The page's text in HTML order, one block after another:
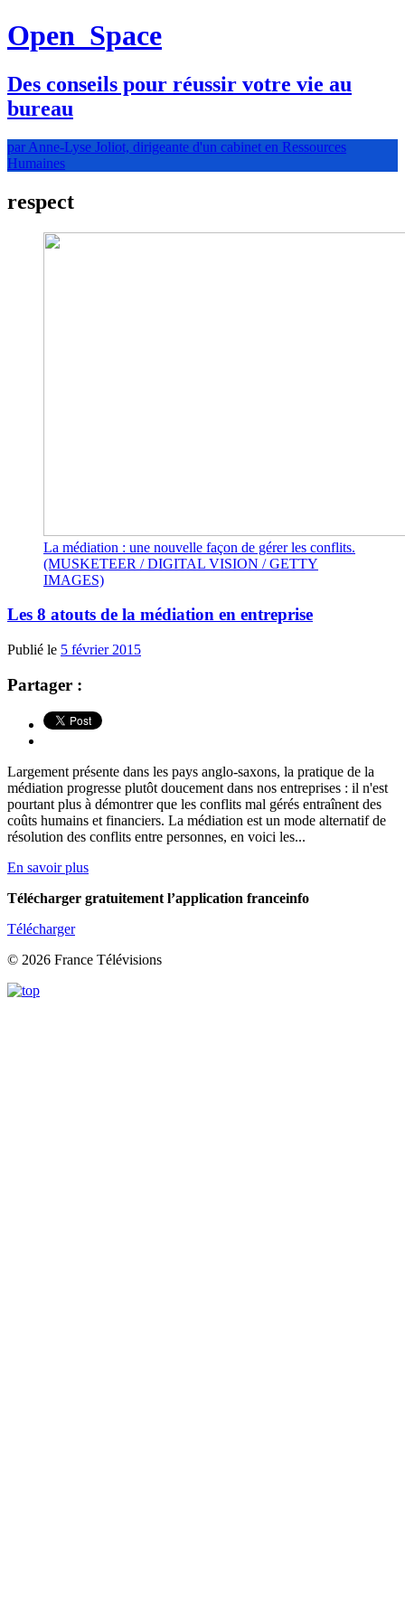
Open Space
Des conseils pour réussir votre vie au
bureau
par Anne-Lyse Joliot, dirigeante d'un cabinet en Ressources
Humaines
respect
La médiation : une nouvelle façon de gérer les conflits.
(MUSKETEER / DIGITAL VISION / GETTY
IMAGES)
Les 8 atouts de la médiation en entreprise
Publié le 5 février 2015
Partager :
Largement présente dans les pays anglo-saxons, la pratique de la
médiation progresse plutôt doucement dans nos entreprises : il n'est
pourtant plus à démontrer que les conflits mal gérés entraînent des
coûts humains et financiers. La médiation est un mode alternatif de
résolution des conflits entre personnes, en voici les...
En savoir plus
Télécharger gratuitement l’application franceinfo
Télécharger
© 2026 France Télévisions